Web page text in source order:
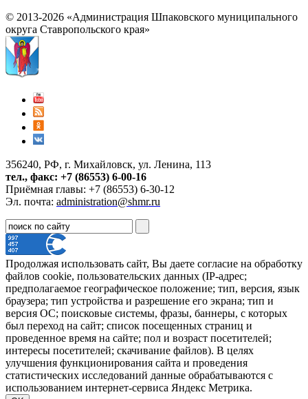
© 2013-2026 «Администрация Шпаковского муниципального
округа Ставропольского края»
356240, РФ, г. Михайловск, ул. Ленина, 113
тел., факс: +7 (86553) 6-00-16
Приёмная главы: +7 (86553) 6-30-12
Эл. почта: administration@shmr.ru
Продолжая использовать сайт, Вы даете согласие на обработку
файлов cookie, пользовательских данных (IP-адрес;
предполагаемое географическое положение; тип, версия, язык
браузера; тип устройства и разрешение его экрана; тип и
версия ОС; поисковые системы, фразы, баннеры, с которых
был переход на сайт; список посещенных страниц и
проведенное время на сайте; пол и возраст посетителей;
интересы посетителей; скачивание файлов). В целях
улучшения функционирования сайта и проведения
статистических исследований данные обрабатываются с
использованием интернет-сервиса Яндекс Метрика.